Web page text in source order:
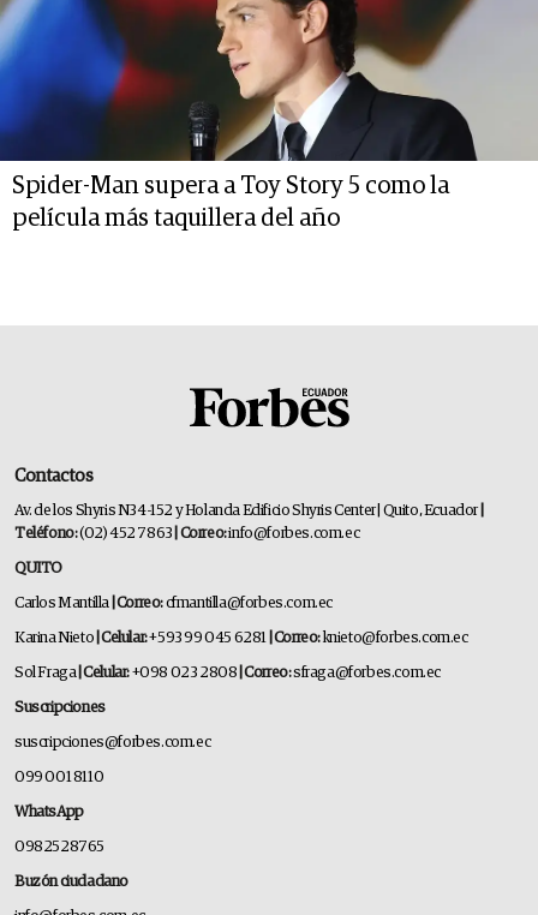
Spider-Man supera a Toy Story 5 como la
película más taquillera del año
Contactos
Av. de los Shyris N34-152 y Holanda Edificio Shyris Center | Quito, Ecuador
Teléfono:(02) 452 7863 | Correo:info@forbes.com.ec
QUITO
Carlos Mantilla | Correo:cfmantilla@forbes.com.ec
Karina Nieto | Celular:+593 99 045 6281 | Correo:knieto@forbes.com.ec
Sol Fraga| Celular:+098 023 2808 | Correo:sfraga@forbes.com.ec
Suscripciones
suscripciones@forbes.com.ec
099 001 8110
WhatsApp
0982528765
Buzón ciudadano